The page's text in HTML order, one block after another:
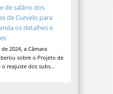
de salário dos
de Curvelo para
os detalhes e
2024, a Câmara
sobre o Projeto de
reajuste dos subs...